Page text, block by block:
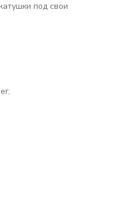
под свои